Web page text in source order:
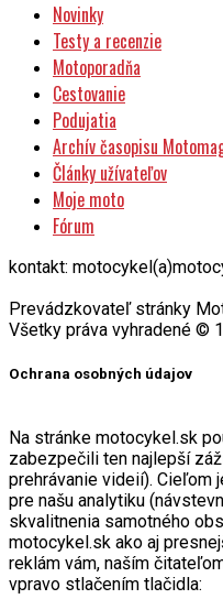
Novinky
Testy a recenzie
Motoporadňa
Cestovanie
Podujatia
Archív časopisu
Články užívateľov
Moje moto
Fórum
kontakt:
Prevádzkovateľ stránky
Všetky práva vyhradené ©
Ochrana osobných údajov
Na stránke motocykel.sk
zabezpečili ten najlepší
prehrávanie videií). Cieľom
pre našu analytiku
skvalitnenia samotného
motocykel.sk ako aj
reklám vám, naším
vpravo stlačením tlačidla: